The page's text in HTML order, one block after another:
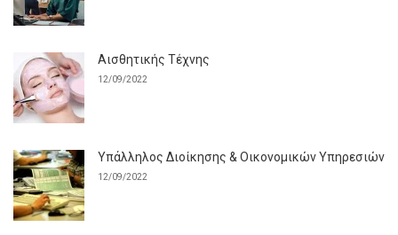
Αισθητικής Τέχνης
12/09/2022
Υπάλληλος Διοίκησης & Οικονομικών Υπηρεσιών
12/09/2022